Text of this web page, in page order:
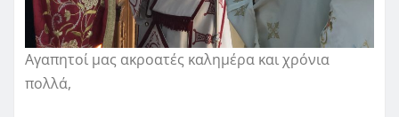
Αγαπητοί μας ακροατές καλημέρα και χρόνια
πολλά,